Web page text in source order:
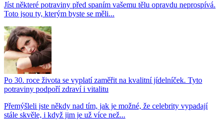
Jíst některé potraviny před spaním vašemu tělu opravdu neprospívá.
Toto jsou ty, kterým byste se měli...
Po 30. roce života se vyplatí zaměřit na kvalitní jídelníček. Tyto
potraviny podpoří zdraví i vitalitu
Přemýšleli jste někdy nad tím, jak je možné, že celebrity vypadají
stále skvěle, i když jim je už více než...